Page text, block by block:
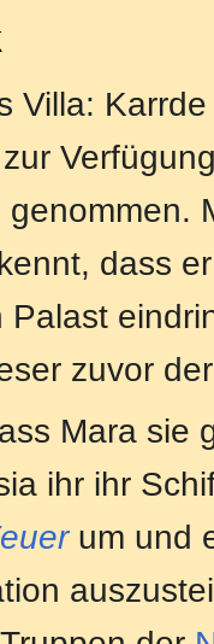
Villa:
dass
Palast
zuvor
Mara sie
ihr ihr
um und